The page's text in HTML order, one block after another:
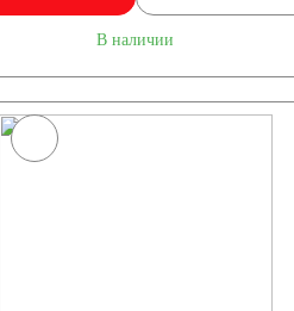
В наличии